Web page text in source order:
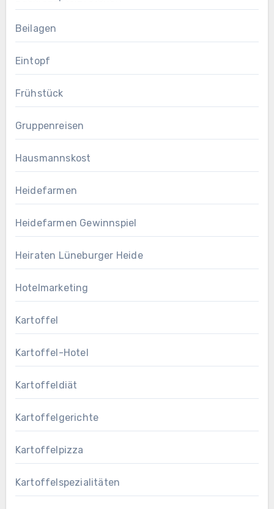
Beilagen
Eintopf
Frühstück
Gruppenreisen
Hausmannskost
Heidefarmen
Heidefarmen Gewinnspiel
Heiraten Lüneburger Heide
Hotelmarketing
Kartoffel
Kartoffel-Hotel
Kartoffeldiät
Kartoffelgerichte
Kartoffelpizza
Kartoffelspezialitäten